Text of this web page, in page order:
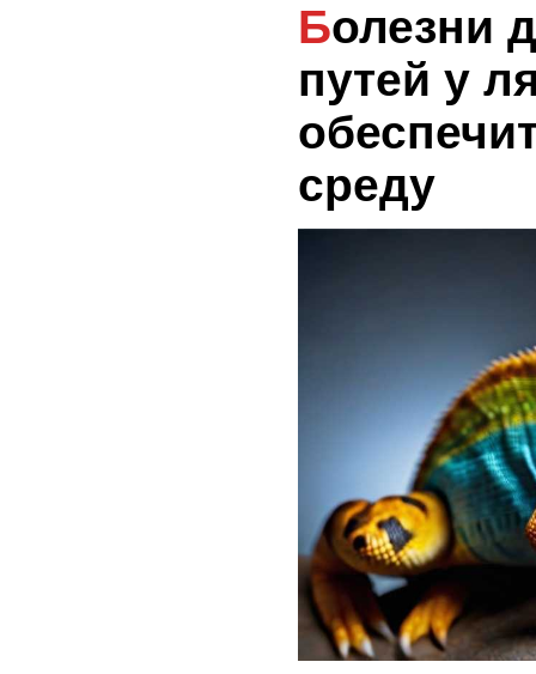
Болезни дыхательных
путей у
среду